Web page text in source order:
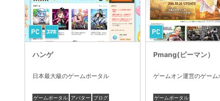
ハンゲ
日本最大級のゲームポータル
ゲームポータル アバター ブログ
Pmang(ピーマン）
ゲームオン運営のゲーム
ゲームポータル